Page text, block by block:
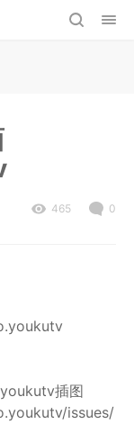
465 0
issues/